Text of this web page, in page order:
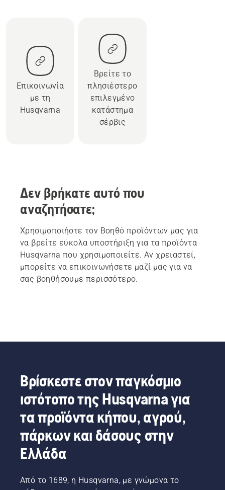
Επικοινωνία
με τη
Husqvarna
Βρείτε το
πλησιέστερο
επιλεγμένο
κατάστημα
σέρβις
Δεν βρήκατε αυτό που
αναζητήσατε;
Χρησιμοποιήστε τον Βοηθό προϊόντων μας για
να βρείτε εύκολα υποστήριξη για τα προϊόντα
Husqvarna που χρησιμοποιείτε. Αν χρειαστεί,
μπορείτε να επικοινωνήσετε μαζί μας για να
σας βοηθήσουμε περισσότερο.
Βρίσκεστε στον παγκόσμιο
ιστότοπο της Husqvarna για
τα προϊόντα κήπου, αγρού,
πάρκων και δάσους στην
Ελλάδα
Από το 1689, η Husqvarna, με γνώμονα το